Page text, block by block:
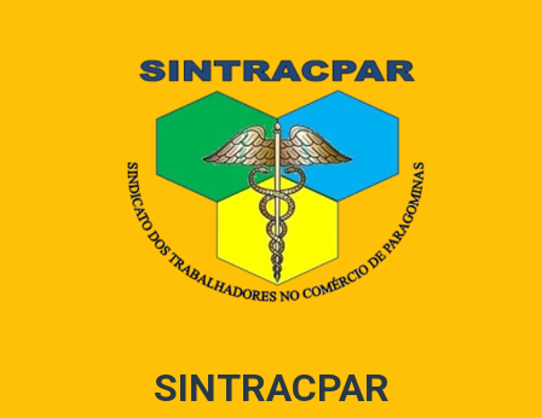
SINTRACPAR